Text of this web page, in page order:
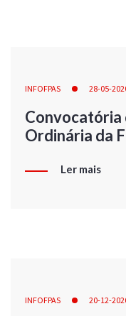
INFOFPAS 28-05-
Convocatória
Ordinária da
Ler mais
INFOFPAS 20-12-